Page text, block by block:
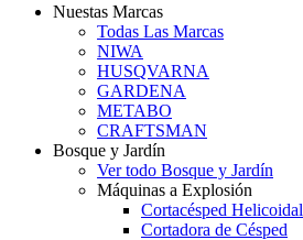
Nuestas Marcas
Todas Las Marcas
NIWA
HUSQVARNA
GARDENA
METABO
CRAFTSMAN
Bosque y Jardín
Ver todo Bosque y Jardín
Máquinas a Explosión
Cortacésped Helicoidal
Cortadora de Césped